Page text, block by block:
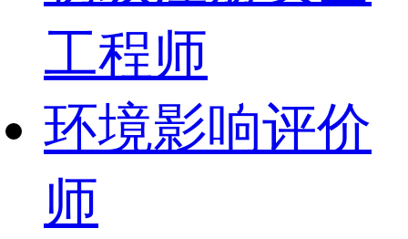
工程师
环境影响评价
师